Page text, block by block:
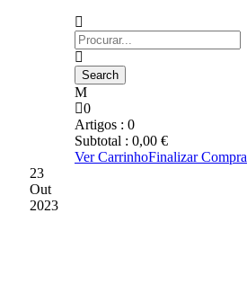
0
Artigos : 0
Subtotal : 0,00 €
Ver CarrinhoFinalizar Compra
23
Out
2023